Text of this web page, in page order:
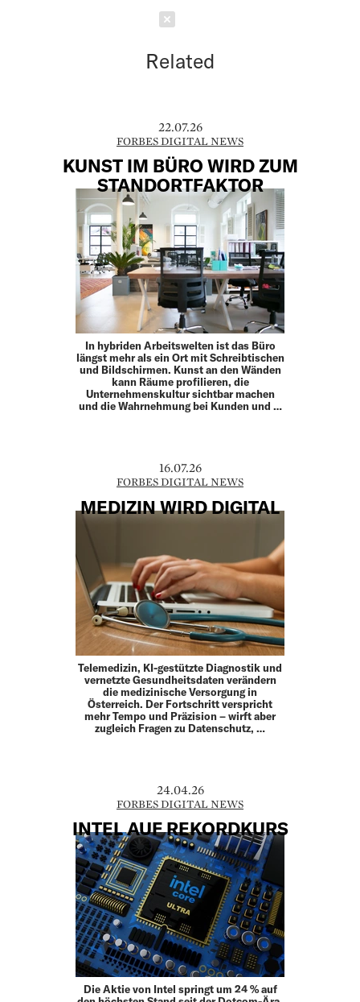
Related
22.07.26
FORBES DIGITAL NEWS
KUNST IM BÜRO WIRD ZUM
STANDORTFAKTOR
In hybriden Arbeitswelten ist das Büro
längst mehr als ein Ort mit Schreibtischen
und Bildschirmen. Kunst an den Wänden
kann Räume profilieren, die
Unternehmenskultur sichtbar machen
und die Wahrnehmung bei Kunden und …
16.07.26
FORBES DIGITAL NEWS
MEDIZIN WIRD DIGITAL
Telemedizin, KI-gestützte Diagnostik und
vernetzte Gesundheitsdaten verändern
die medizinische Versorgung in
Österreich. Der Fortschritt verspricht
mehr Tempo und Präzision – wirft aber
zugleich Fragen zu Datenschutz, …
24.04.26
FORBES DIGITAL NEWS
INTEL AUF REKORDKURS
Die Aktie von Intel springt um 24 % auf